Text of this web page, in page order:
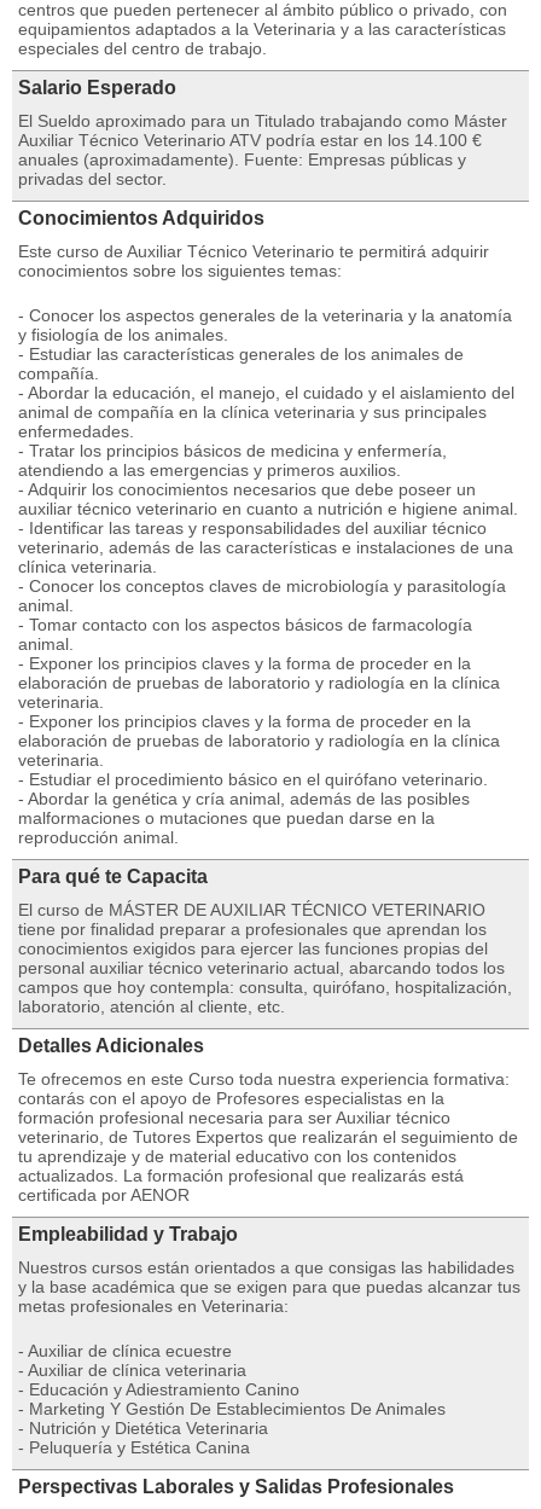
centros que pueden pertenecer al ámbito público o privado, con
equipamientos adaptados a la Veterinaria y a las características
especiales del centro de trabajo.
Salario Esperado
El Sueldo aproximado para un Titulado trabajando como Máster
Auxiliar Técnico Veterinario ATV podría estar en los 14.100 €
anuales (aproximadamente). Fuente: Empresas públicas y
privadas del sector.
Conocimientos Adquiridos
Este curso de Auxiliar Técnico Veterinario te permitirá adquirir
conocimientos sobre los siguientes temas:
- Conocer los aspectos generales de la veterinaria y la anatomía
y fisiología de los animales.
- Estudiar las características generales de los animales de
compañía.
- Abordar la educación, el manejo, el cuidado y el aislamiento del
animal de compañía en la clínica veterinaria y sus principales
enfermedades.
- Tratar los principios básicos de medicina y enfermería,
atendiendo a las emergencias y primeros auxilios.
- Adquirir los conocimientos necesarios que debe poseer un
auxiliar técnico veterinario en cuanto a nutrición e higiene animal.
- Identificar las tareas y responsabilidades del auxiliar técnico
veterinario, además de las características e instalaciones de una
clínica veterinaria.
- Conocer los conceptos claves de microbiología y parasitología
animal.
- Tomar contacto con los aspectos básicos de farmacología
animal.
- Exponer los principios claves y la forma de proceder en la
elaboración de pruebas de laboratorio y radiología en la clínica
veterinaria.
- Exponer los principios claves y la forma de proceder en la
elaboración de pruebas de laboratorio y radiología en la clínica
veterinaria.
- Estudiar el procedimiento básico en el quirófano veterinario.
- Abordar la genética y cría animal, además de las posibles
malformaciones o mutaciones que puedan darse en la
reproducción animal.
Para qué te Capacita
El curso de MÁSTER DE AUXILIAR TÉCNICO VETERINARIO
tiene por finalidad preparar a profesionales que aprendan los
conocimientos exigidos para ejercer las funciones propias del
personal auxiliar técnico veterinario actual, abarcando todos los
campos que hoy contempla: consulta, quirófano, hospitalización,
laboratorio, atención al cliente, etc.
Detalles Adicionales
Te ofrecemos en este Curso toda nuestra experiencia formativa:
contarás con el apoyo de Profesores especialistas en la
formación profesional necesaria para ser Auxiliar técnico
veterinario, de Tutores Expertos que realizarán el seguimiento de
tu aprendizaje y de material educativo con los contenidos
actualizados. La formación profesional que realizarás está
certificada por AENOR
Empleabilidad y Trabajo
Nuestros cursos están orientados a que consigas las habilidades
y la base académica que se exigen para que puedas alcanzar tus
metas profesionales en Veterinaria:
- Auxiliar de clínica ecuestre
- Auxiliar de clínica veterinaria
- Educación y Adiestramiento Canino
- Marketing Y Gestión De Establecimientos De Animales
- Nutrición y Dietética Veterinaria
- Peluquería y Estética Canina
Perspectivas Laborales y Salidas Profesionales